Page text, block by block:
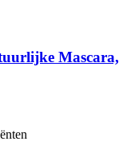
Mascara,